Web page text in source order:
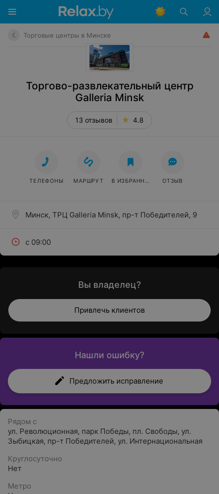
Торговые центры в Минске
Торгово-развлекательный центр
Galleria Minsk
13 отзывов 4.8
Минск, ТРЦ Galleria Minsk, пр-т Победителей, 9
с 09:00
ТЕЛЕФОНЫ МАРШРУТ В ИЗБРАННОЕ ОТЗЫВ
Вы владелец?
Привлечь клиентов
Нашли ошибку?
Предложить исправление
Рядом с
ул. Революционная, парк Победы, пл. Свободы, ул.
Зыбицкая, пр-т Победителей, ул. Интернациональная
Круглосуточно
Нет
Метро